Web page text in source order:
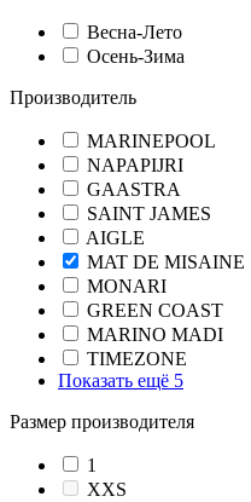
Весна-Лето
Осень-Зима
Производитель
MARINEPOOL
NAPAPIJRI
GAASTRA
SAINT JAMES
AIGLE
MAT DE MISAINE
MONARI
GREEN COAST
MARINO MADI
TIMEZONE
Показать ещё 5
Размер производителя
1
XXS